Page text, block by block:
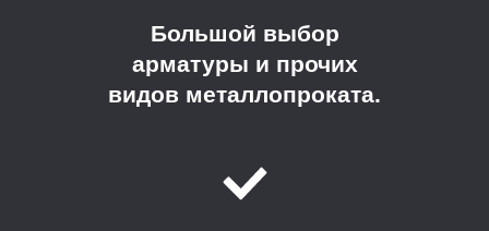
Большой выбор
арматуры и прочих
видов металлопроката.